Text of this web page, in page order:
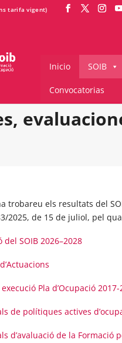
Inicio SOIB
Convocatorias
trobareu els resultats del
2025, de 15 de juliol, pel qual
del SOIB 2026–2028
Pla d’Ocupació 2017-
de polítiques actives
d’avaluació de la Formació